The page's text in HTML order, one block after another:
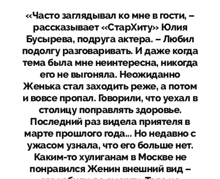
«Часто заглядывал ко мне в гости, –
рассказывает «СтарХиту» Юлия
Бусырева, подруга актера. – Любил
подолгу разговаривать. И даже когда
тема была мне неинтересна, никогда
его не выгоняла. Неожиданно
Женька стал заходить реже, а потом
и вовсе пропал. Говорили, что уехал в
столицу поправлять здоровье.
Последний раз видела приятеля в
марте прошлого года... Но недавно с
ужасом узнала, что его больше нет.
Каким-то хулиганам в Москве не
понравился Женин внешний вид –